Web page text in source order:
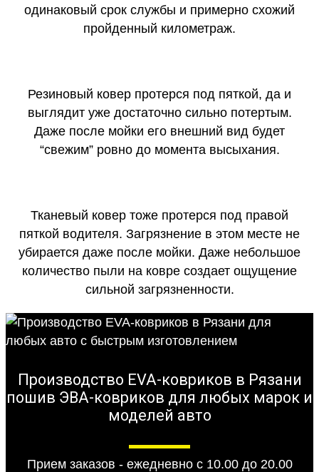
одинаковый срок службы и примерно схожий
пройденный километраж.
Резиновый ковер протерся под пяткой, да и
выглядит уже достаточно сильно потертым.
Даже после мойки его внешний вид будет
“свежим” ровно до момента высыхания.
Тканевый ковер тоже протерся под правой
пяткой водителя. Загрязнение в этом месте не
убирается даже после мойки. Даже небольшое
количество пыли на ковре создает ощущение
сильной загрязненности.
Производство EVA-ковриков в Рязани
пошив ЭВА-ковриков для любых марок и
моделей авто
Прием заказов - ежедневно с 10.00 до 20.00